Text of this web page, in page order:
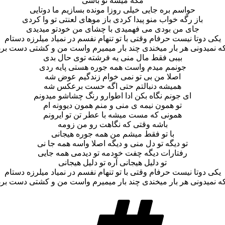
حواسم بره جایی خیلی روزا مونده بسازیم ما دوتایی
باز رگه خواب منو پیدا کردی باز موهای لعنتی تو وا کردی
جای من بودی می فهمیدی با چشای من خودتو میدیدی
یکی دوتا نیست حرفام وقتی با تو تنهام نفسم در نمیاد میلرزه دستام
نمیدونی هر بار میخندی چند بار میمیرم واست من و کشتی دست
بیبی فقط مال منی یه فرشته توی حال بدی
جونمم میدم واست همه جوره هستی پایه ردی
اصلا من بی تو نمی خوام زندگیم عوض شه
همیشه دنبالتم حتی اگه حست برعکس شه
ای جونم نگاه بکن ادا اطوارو رنگ چشاشو میدونم
تو همون نیمه ی منی و منم همون دیوونه ام
همونی که مست میشه با عطر تن تو ایرونم
باشه وقتی که نگاهت رو من زومه
با تو فقط میشم من همه جوره هیجانی
تو دیگه تو دل منی و دیگه اصلا واسه همه جا نی
رفتارات دیگه چفت خودمه تو دیدمی همه جایی
تو دلیل هیجانی آره تو دلیل هیجانی
یکی دوتا نیست حرفام وقتی با تو تنهام نفسم در نمیاد میلرزه دستام
نمیدونی هر بار میخندی چند بار میمیرم واست من و کشتی دست